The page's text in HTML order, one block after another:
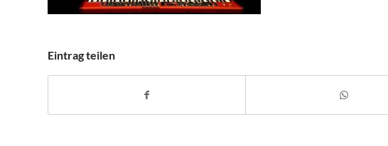
Eintrag teilen